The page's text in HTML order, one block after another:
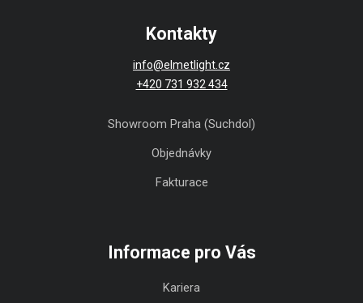
Kontakty
info@elmetlight.cz
+420 731 932 434
Showroom Praha (Suchdol)
Objednávky
Fakturace
Informace pro Vás
Kariera